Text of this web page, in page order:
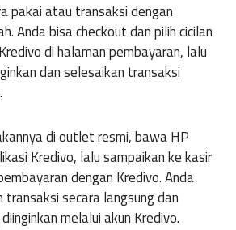
pakai atau transaksi dengan
Anda bisa checkout dan pilih cicilan
di halaman pembayaran, lalu
dan selesaikan transaksi
di outlet resmi, bawa HP
Kredivo, lalu sampaikan ke kasir
dengan Kredivo. Anda
transaksi secara langsung dan
melalui akun Kredivo.